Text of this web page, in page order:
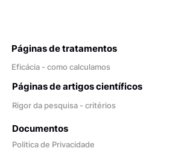
Páginas de tratamentos
Eficácia - como calculamos
Páginas de artigos científicos
Rigor da pesquisa - critérios
Documentos
Politica de Privacidade